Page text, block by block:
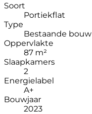
Soort
Portiekflat
Type
Bestaande bouw
Oppervlakte
87 m²
Slaapkamers
2
Energielabel
A+
Bouwjaar
2023